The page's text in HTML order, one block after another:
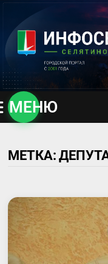
содержимому
МЕНЮ
МЕТКА: